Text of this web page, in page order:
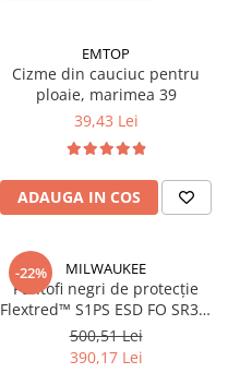
EMTOP
Cizme din cauciuc pentru
ploaie, marimea 39
39,43 Lei
ADAUGA IN COS
-22% MILWAUKEE
Pantofi negri de protecție
Flextred™ S1PS ESD FO SR39,
mărimea 39/6, (4932493691)
500,51 Lei
390,17 Lei